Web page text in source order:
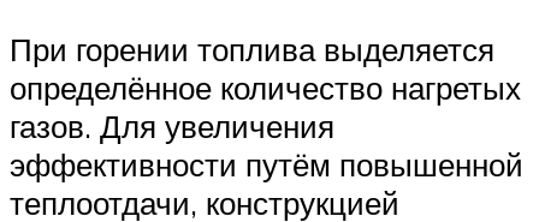
При горении топлива выделяется
определённое количество нагретых
газов. Для увеличения
эффективности путём повышенной
теплоотдачи, конструкцией